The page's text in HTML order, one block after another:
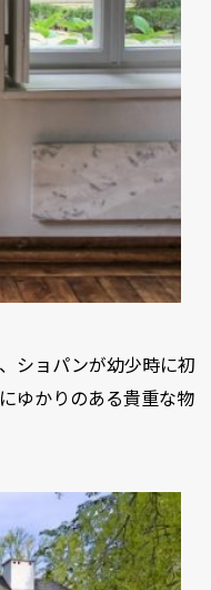
ショパンが幼少時に初
ゆかりのある貴重な物